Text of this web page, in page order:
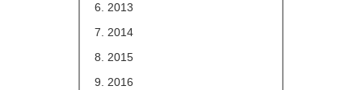
2013
2014
2015
2016